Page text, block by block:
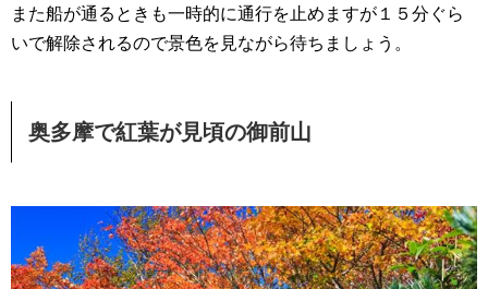
また船が通るときも一時的に通行を止めますが１５分ぐら
いで解除されるので景色を見ながら待ちましょう。
奥多摩で紅葉が見頃の御前山